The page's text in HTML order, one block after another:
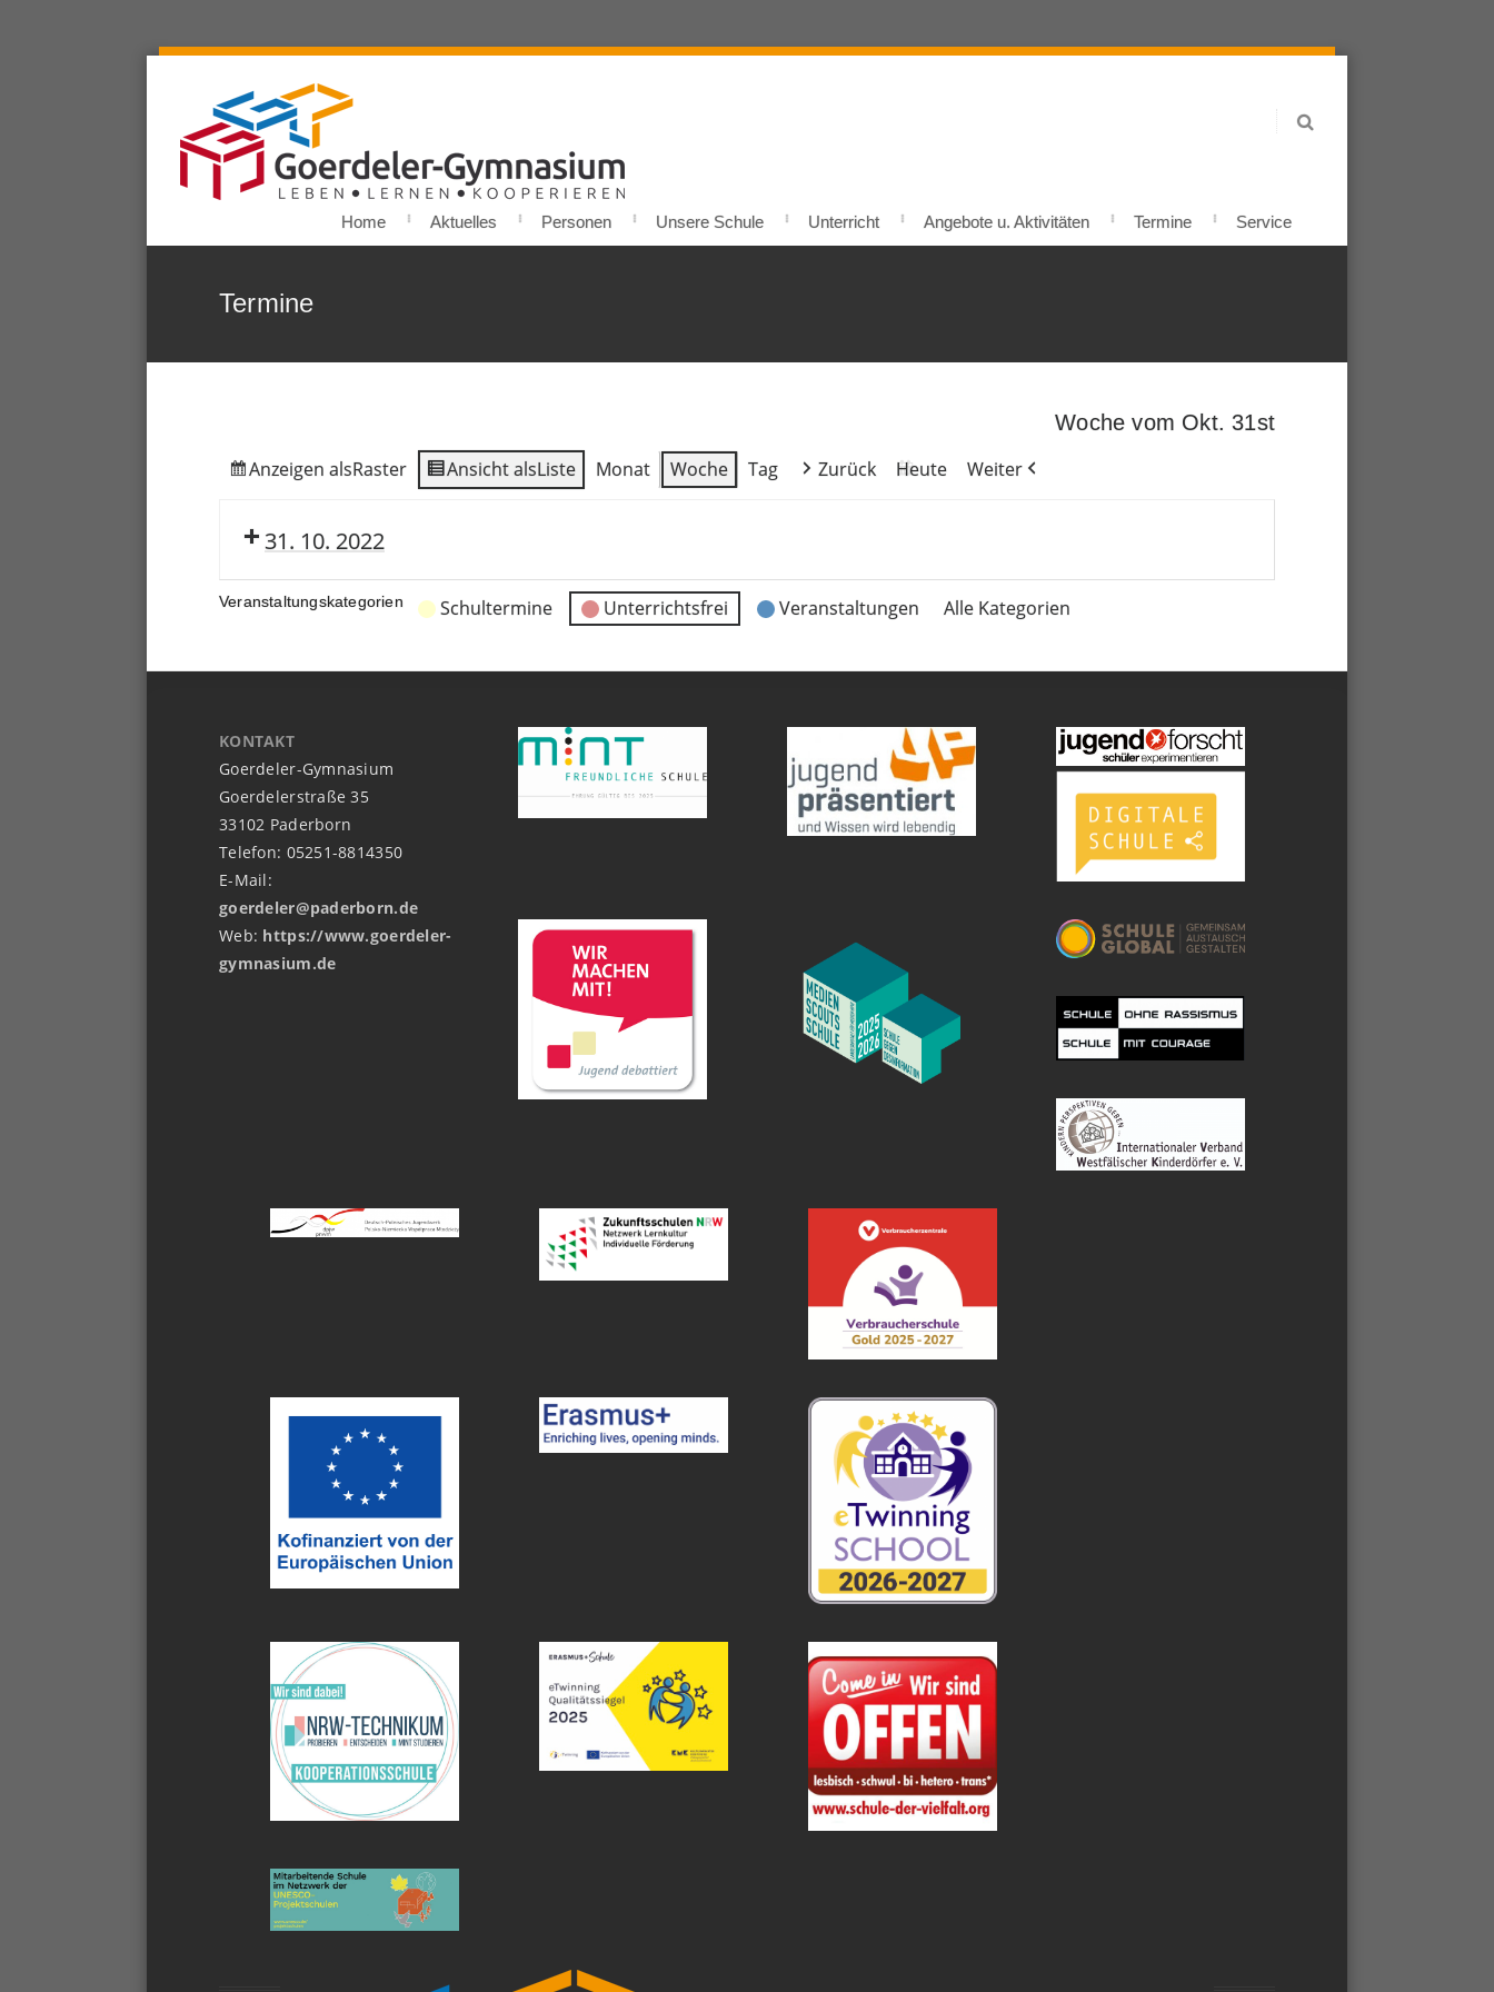
Home Aktuelles Personen Unsere Schule Unterricht Angebote u. Aktivitäten Termine Service
Termine
Woche vom Okt. 31st
Anzeigen alsRaster Ansicht alsListe Monat Woche Tag Zurück Heute Weiter
31. 10. 2022
Veranstaltungskategorien Schultermine Unterrichtsfrei Veranstaltungen Alle Kategorien
KONTAKT
Goerdeler-Gymnasium
Goerdelerstraße 35
33102 Paderborn
Telefon: 05251-8814350
E-Mail:
goerdeler@paderborn.de
Web: https://www.goerdeler-
gymnasium.de